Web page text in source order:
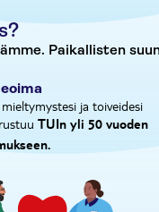
Paikallisten
ja toiveidesi
TUIn yli 50 vuoden